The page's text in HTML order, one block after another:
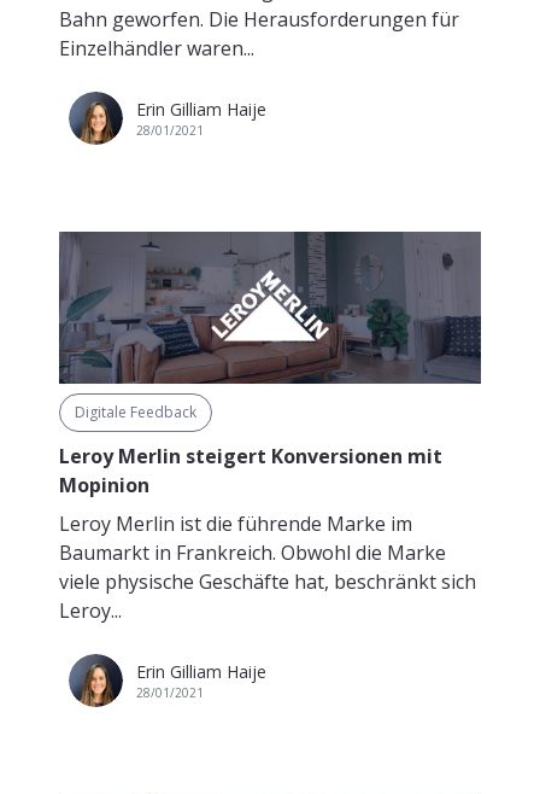
Bahn geworfen. Die Herausforderungen für
Einzelhändler waren...
Erin Gilliam Haije
28/01/2021
Digitale Feedback
Leroy Merlin steigert Konversionen mit
Mopinion
Leroy Merlin ist die führende Marke im
Baumarkt in Frankreich. Obwohl die Marke
viele physische Geschäfte hat, beschränkt sich
Leroy...
Erin Gilliam Haije
28/01/2021